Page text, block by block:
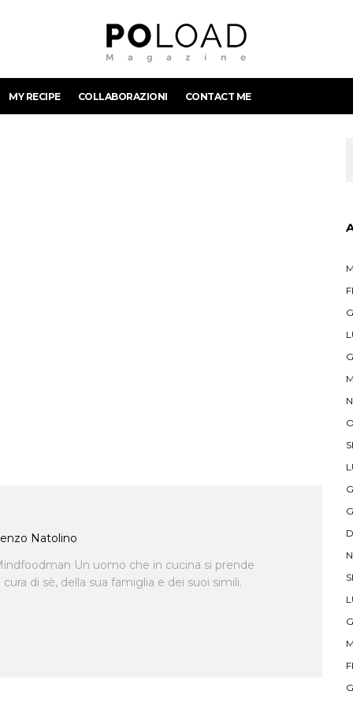
MY RECIPE COLLABORAZIONI CONTACT ME
Natolino
Un uomo che in cucina si prende
di sè, della sua famiglia e dei suoi simili.